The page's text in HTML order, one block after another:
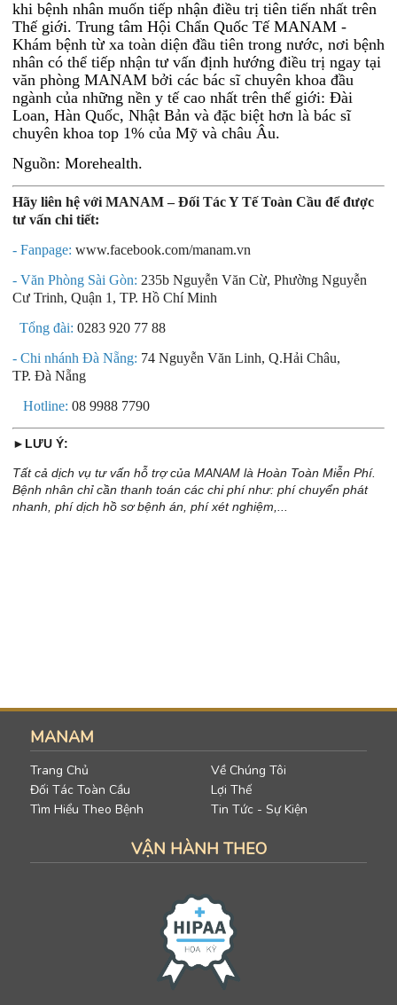
khi bệnh nhân muốn tiếp nhận điều trị tiên tiến nhất trên
Thế giới. Trung tâm Hội Chẩn Quốc Tế MANAM -
Khám bệnh từ xa toàn diện đầu tiên trong nước, nơi bệnh
nhân có thể tiếp nhận tư vấn định hướng điều trị ngay tại
văn phòng MANAM bởi các bác sĩ chuyên khoa đầu
ngành của những nền y tế cao nhất trên thế giới: Đài
Loan, Hàn Quốc, Nhật Bản và đặc biệt hơn là bác sĩ
chuyên khoa top 1% của Mỹ và châu Âu.
Nguồn: Morehealth.
Hãy liên hệ với MANAM – Đối Tác Y Tế Toàn Cầu để được
tư vấn chi tiết:
- Fanpage: www.facebook.com/manam.vn
- Văn Phòng Sài Gòn: 235b Nguyễn Văn Cừ, Phường Nguyễn
Cư Trinh, Quận 1, TP. Hồ Chí Minh
Tổng đài: 0283 920 77 88
- Chi nhánh Đà Nẵng: 74 Nguyễn Văn Linh, Q.Hải Châu,
TP. Đà Nẵng
Hotline: 08 9988 7790
►LƯU Ý:
Tất cả dịch vụ tư vấn hỗ trợ của MANAM là Hoàn Toàn Miễn Phí.
Bệnh nhân chỉ cần thanh toán các chi phí như: phí chuyển phát
nhanh, phí dịch hồ sơ bệnh án, phí xét nghiệm,...
MANAM
Trang Chủ
Đối Tác Toàn Cầu
Tìm Hiểu Theo Bệnh
Về Chúng Tôi
Lợi Thế
Tin Tức - Sự Kiện
VẬN HÀNH THEO